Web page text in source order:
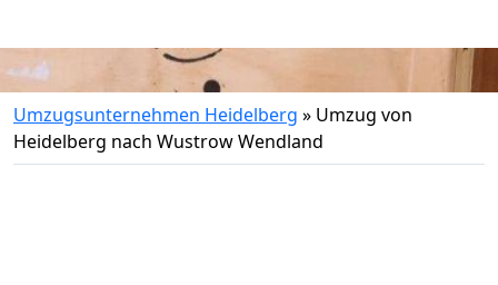
Umzugsunternehmen Heidelberg » Umzug von
Heidelberg nach Wustrow Wendland